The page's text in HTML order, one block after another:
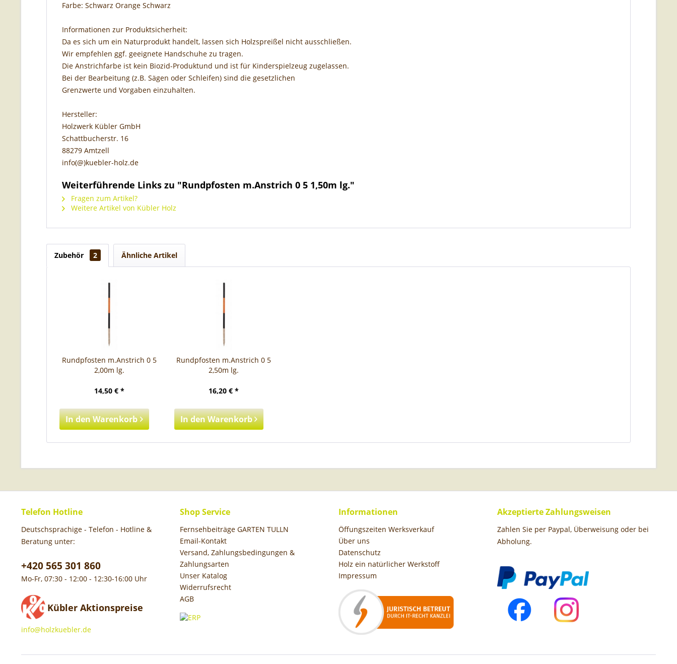
Farbe: Schwarz Orange Schwarz
Informationen zur Produktsicherheit:
Da es sich um ein Naturprodukt handelt, lassen sich Holzspreißel nicht ausschließen.
Wir empfehlen ggf. geeignete Handschuhe zu tragen.
Die Anstrichfarbe ist kein Biozid-Produktund und ist für Kinderspielzeug zugelassen.
Bei der Bearbeitung (z.B. Sägen oder Schleifen) sind die gesetzlichen
Grenzwerte und Vorgaben einzuhalten.
Hersteller:
Holzwerk Kübler GmbH
Schattbucherstr. 16
88279 Amtzell
info(@)kuebler-holz.de
Weiterführende Links zu "Rundpfosten m.Anstrich 0 5 1,50m lg."
Fragen zum Artikel?
Weitere Artikel von Kübler Holz
Zubehör 2 Ähnliche Artikel
Rundpfosten m.Anstrich 0 5
2,00m lg.
14,50 € *
In denWarenkorb
Rundpfosten m.Anstrich 0 5
2,50m lg.
16,20 € *
In denWarenkorb
Telefon Hotline
Deutschsprachige - Telefon - Hotline &
Beratung unter:
+420 565 301 860
Mo-Fr, 07:30 - 12:00 - 12:30-16:00 Uhr
Kübler Aktionspreise
info@holzkuebler.de
Shop Service
Fernsehbeiträge GARTEN TULLN
Email-Kontakt
Versand, Zahlungsbedingungen &
Zahlungsarten
Unser Katalog
Widerrufsrecht
AGB
Informationen
Öffungszeiten Werksverkauf
Über uns
Datenschutz
Holz ein natürlicher Werkstoff
Impressum
Akzeptierte Zahlungsweisen
Zahlen Sie per Paypal, Überweisung oder bei
Abholung.